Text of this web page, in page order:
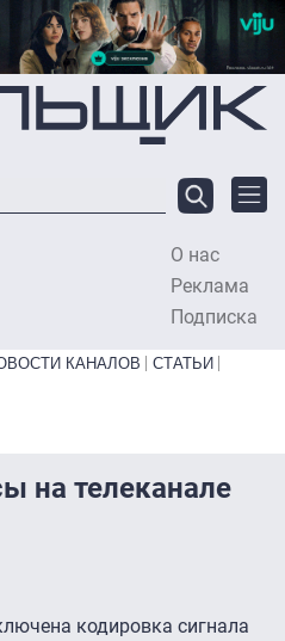
О нас
Реклама
Подписка
КАНАЛОВ
СТАТЬИ
на телеканале
кодировка сигнала